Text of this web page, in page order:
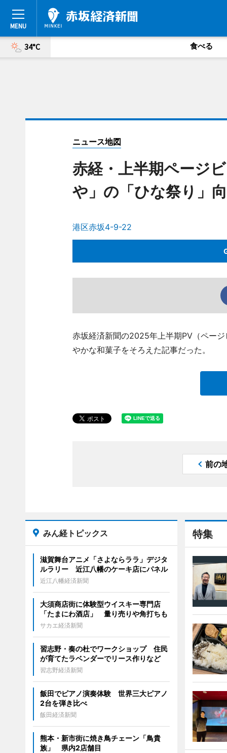
34°C 食べる
ニュース地図
赤経・上半期ページ
や」の「ひな祭り」
港区赤坂4-9-22
赤坂経済新聞の2025年上半期PV（ペー
やかな和菓子をそろえた記事だった。
前の
特集
みん経トピックス
滋賀舞台アニメ「さよならララ」デジタ
ルラリー 近江八幡のケーキ店にパネル
近江八幡経済新聞
大須商店街に体験型ウイスキー専門店
「たまにわ酒店」 量り売りや角打ちも
サカエ経済新聞
習志野・奏の杜でワークショップ 住民
が育てたラベンダーでリース作りなど
習志野経済新聞
飯田でピアノ演奏体験 世界三大ピアノ
2台を弾き比べ
飯田経済新聞
熊本・新市街に焼き鳥チェーン「鳥貴
族」 県内2店舗目